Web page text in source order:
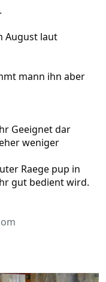
August laut
mann ihn aber
Geeignet dar
weniger
Raege pup in
gut bedient wird.